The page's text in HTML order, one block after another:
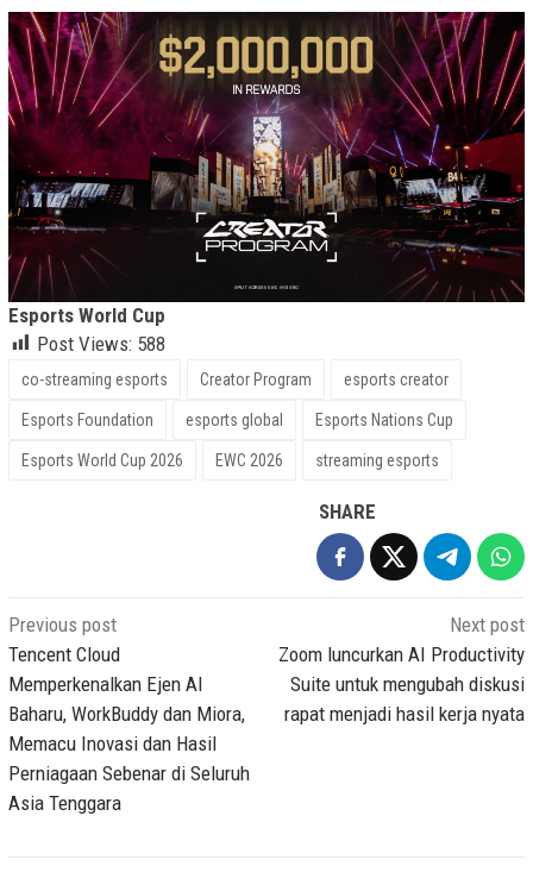
Esports World Cup
Post Views: 588
co-streaming esports Creator Program esports creator
Esports Foundation esports global Esports Nations Cup
Esports World Cup 2026 EWC 2026 streaming esports
SHARE
Post
navigation
Previous post
Tencent Cloud
Memperkenalkan Ejen AI
Baharu, WorkBuddy dan Miora,
Memacu Inovasi dan Hasil
Perniagaan Sebenar di Seluruh
Asia Tenggara
Next post
Zoom luncurkan AI Productivity
Suite untuk mengubah diskusi
rapat menjadi hasil kerja nyata